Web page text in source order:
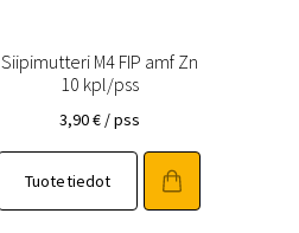
Siipimutteri M4 FIP amf Zn
10 kpl/pss
3,90€ / pss
Tuotetiedot